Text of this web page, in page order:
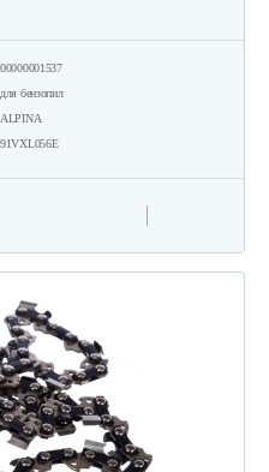
00000001537
для бензопил
ALPINA
91VXL056E